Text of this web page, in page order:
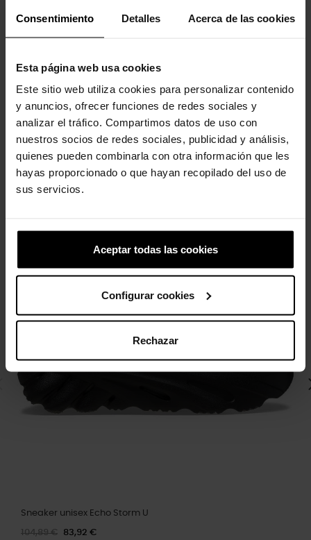
Consentimiento Detalles Acerca de las cookies
Esta página web usa cookies
Este sitio web utiliza cookies para personalizar contenido
y anuncios, ofrecer funciones de redes sociales y
analizar el tráfico. Compartimos datos de uso con
nuestros socios de redes sociales, publicidad y análisis,
quienes pueden combinarla con otra información que les
hayas proporcionado o que hayan recopilado del uso de
sus servicios.
Aceptar todas las cookies
Configurar cookies
Rechazar
Detalles del producto
Marca Crocs
Referencia 211045
4 otros productos de la misma
categoría:
Sneaker unisex Echo Storm U
104,89 € 83,92 €